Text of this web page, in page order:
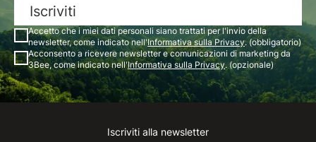
Iscriviti
Accetto che i miei dati personali siano trattati per l'invio della
newsletter, come indicato nell'Informativa sulla Privacy. (obbligatorio)
Acconsento a ricevere newsletter e comunicazioni di marketing da
3Bee, come indicato nell'Informativa sulla Privacy. (opzionale)
Instagram
Facebook
Linkedin
Youtube
Iscriviti alla newsletter